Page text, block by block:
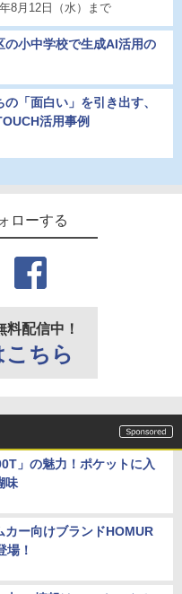
8月12日（水）まで
の小中学校で生成AI活用の
「面白い」を引き出す、
活用事例
ローする
料配信中！
こちら
」の魅力！ポケットに入
味
カー向けブランドHOMUR
場！